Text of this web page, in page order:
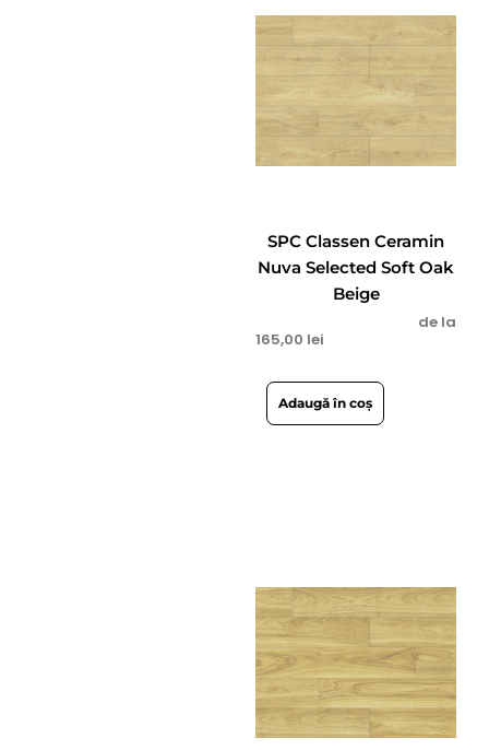
SPC Classen Ceramin
Nuva Selected Soft Oak
Beige
de la
165,00 lei
Adaugă în coș